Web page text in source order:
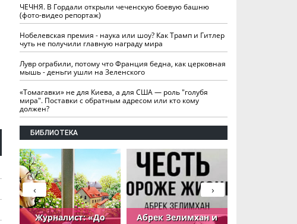
ЧЕЧНЯ. В Гордали открыли чеченскую боевую башню
(фото-видео репортаж)
Нобелевская премия - наука или шоу? Как Трамп и Гитлер
чуть не получили главную награду мира
Лувр ограбили, потому что Франция бедна, как церковная
мышь - деньги ушли на Зеленского
«Томагавки» не для Киева, а для США — роль "голубя
мира". Поставки с обратным адресом или кто кому
должен?
БИБЛИОТЕКА
Журналист: «До
Абрек Зелимхан и
›
‹